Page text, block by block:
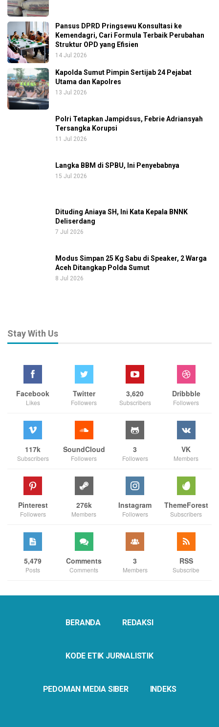
Pansus DPRD Pringsewu Konsultasi ke
Kemendagri, Cari Formula Terbaik Perubahan
Struktur OPD yang Efisien
14 Jul 2026
Kapolda Sumut Pimpin Sertijab 24 Pejabat
Utama dan Kapolres
13 Jul 2026
Polri Tetapkan Jampidsus, Febrie Adriansyah
Tersangka Korupsi
11 Jul 2026
Langka BBM di SPBU, Ini Penyebabnya
15 Jul 2026
Dituding Aniaya SH, Ini Kata Kepala BNNK
Deliserdang
7 Jul 2026
Modus Simpan 25 Kg Sabu di Speaker, 2 Warga
Aceh Ditangkap Polda Sumut
8 Jul 2026
Stay With Us
Facebook
Likes
Twitter
Followers
3,620
Subscribers
Dribbble
Followers
117k
Subscribers
SoundCloud
Followers
3
Followers
VK
Members
Pinterest
Followers
276k
Members
Instagram
Followers
ThemeForest
Subscribers
5,479
Posts
Comments
Comments
3
Members
RSS
Subscribe
BERANDA REDAKSI
KODE ETIK JURNALISTIK
PEDOMAN MEDIA SIBER INDEKS